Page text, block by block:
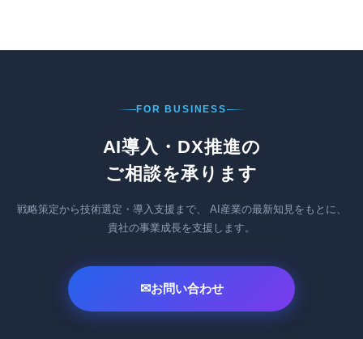
FOR BUSINESS
AI導入・DX推進の
ご相談を承ります
戦略策定から技術選定・導入支援まで、
AI産業の最新知見をもとに、
貴社の事業成長を支援します。
✉お問い合わせ